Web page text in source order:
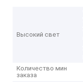
Высокий свет
Количество мин
заказа